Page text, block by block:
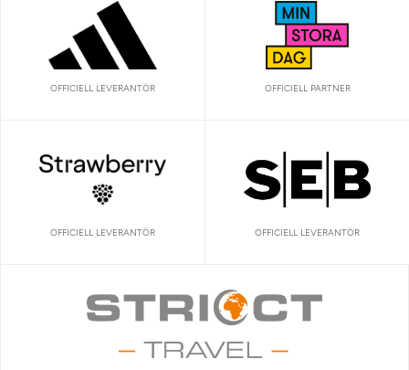
OFFICIELL LEVERANTÖR OFFICIELL PARTNER
OFFICIELL LEVERANTÖR OFFICIELL LEVERANTÖR